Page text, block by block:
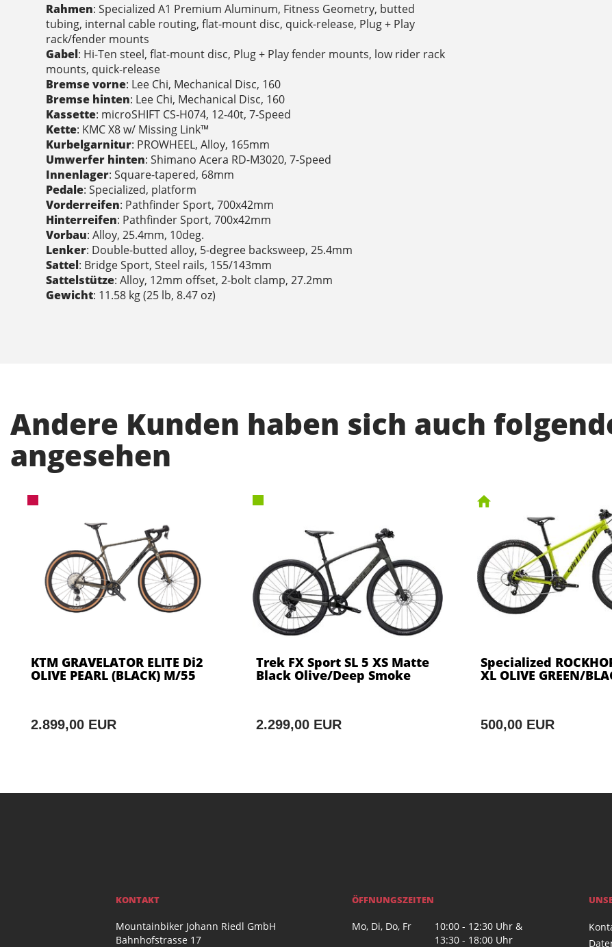
Rahmen: Specialized A1 Premium Aluminum, Fitness Geometry, butted
tubing, internal cable routing, flat-mount disc, quick-release, Plug + Play
rack/fender mounts
Gabel: Hi-Ten steel, flat-mount disc, Plug + Play fender mounts, low rider rack
mounts, quick-release
Bremse vorne: Lee Chi, Mechanical Disc, 160
Bremse hinten: Lee Chi, Mechanical Disc, 160
Kassette: microSHIFT CS-H074, 12-40t, 7-Speed
Kette: KMC X8 w/ Missing Link™
Kurbelgarnitur: PROWHEEL, Alloy, 165mm
Umwerfer hinten: Shimano Acera RD-M3020, 7-Speed
Innenlager: Square-tapered, 68mm
Pedale: Specialized, platform
Vorderreifen: Pathfinder Sport, 700x42mm
Hinterreifen: Pathfinder Sport, 700x42mm
Vorbau: Alloy, 25.4mm, 10deg.
Lenker: Double-butted alloy, 5-degree backsweep, 25.4mm
Sattel: Bridge Sport, Steel rails, 155/143mm
Sattelstütze: Alloy, 12mm offset, 2-bolt clamp, 27.2mm
Gewicht: 11.58 kg (25 lb, 8.47 oz)
Andere Kunden haben sich auch
angesehen
KTM GRAVELATOR ELITE Di2
OLIVE PEARL (BLACK) M/55
2.899,00 EUR
Trek FX Sport SL 5 XS Matte
Black Olive/Deep Smoke
2.299,00 EUR
Specialized
XL OLIVE GREEN/
500,00 EUR
KONTAKT
Mountainbiker Johann Riedl GmbH
Bahnhofstrasse 17
ÖFFNUNGSZEITEN
Mo, Di, Do, Fr
10:00 - 12:30 Uhr &
13:30 - 18:00 Uhr